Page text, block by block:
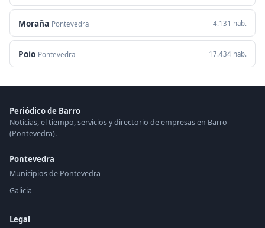
Moraña Pontevedra 4.131 hab.
Poio Pontevedra 17.434 hab.
Periódico de Barro
Noticias, el tiempo, servicios y directorio de empresas en Barro
(Pontevedra).
Pontevedra
Municipios de Pontevedra
Galicia
Legal